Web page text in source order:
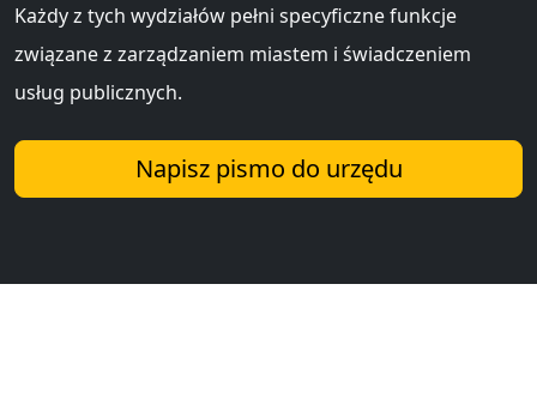
Każdy z tych wydziałów pełni specyficzne funkcje
związane z zarządzaniem miastem i świadczeniem
usług publicznych.
Napisz pismo do urzędu